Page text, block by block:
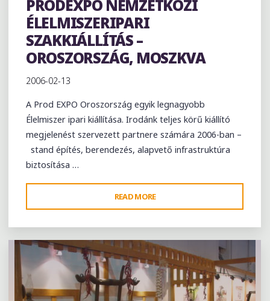
PRODEXPO NEMZETKÖZI
ÉLELMISZERIPARI
SZAKKIÁLLÍTÁS –
OROSZORSZÁG, MOSZKVA
2006-02-13
A Prod EXPO Oroszország egyik legnagyobb
Élelmiszer ipari kiállítása. Irodánk teljes körű kiállító
megjelenést szervezett partnere számára 2006-ban –
stand építés, berendezés, alapvető infrastruktúra
biztosítása …
READ MORE
NEMZETKÖZI
ÉLELMISZERIPARI
SZAKKIÁLLÍTÁS
–
OROSZORSZÁG,
MOSZKVA"